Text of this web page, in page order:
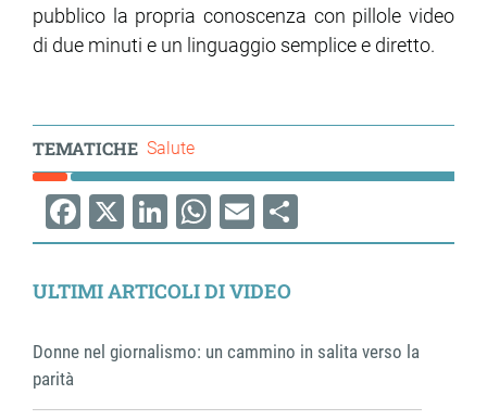
pubblico la propria conoscenza con pillole video
di due minuti e un linguaggio semplice e diretto.
TEMATICHE Salute
Facebook
X LinkedIn
WhatsApp
EmailShare
ULTIMI ARTICOLI DI VIDEO
Donne nel giornalismo: un cammino in salita verso la
parità